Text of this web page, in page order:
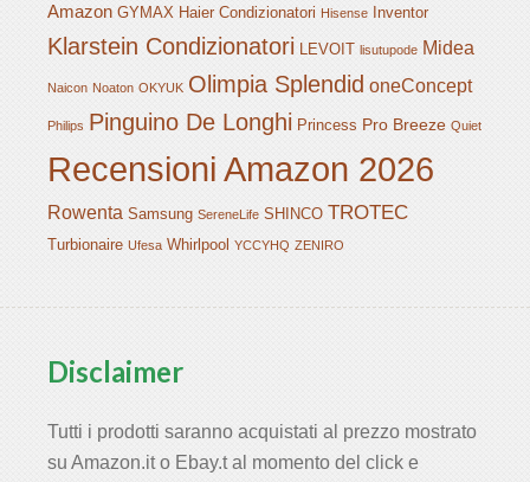
Amazon GYMAX Haier Condizionatori Hisense Inventor
Klarstein Condizionatori LEVOIT lisutupode Midea
Naicon Noaton OKYUK Olimpia Splendid oneConcept
Philips Pinguino De Longhi Princess Pro Breeze Quiet
Recensioni Amazon 2026
Rowenta Samsung SereneLife SHINCO TROTEC
Turbionaire Ufesa Whirlpool YCCYHQ ZENIRO
Disclaimer
Tutti i prodotti saranno acquistati al prezzo mostrato
su Amazon.it o Ebay.t al momento del click e